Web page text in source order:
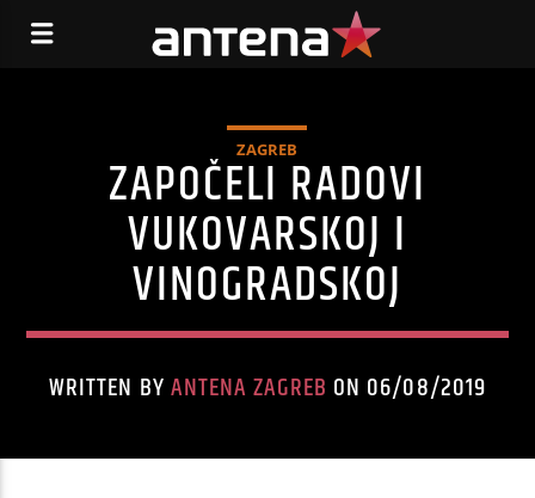
ZAGREB
ZAPOČELI RADOVI
VUKOVARSKOJ I
VINOGRADSKOJ
WRITTEN BYANTENA ZAGREB ON 06/08/2019